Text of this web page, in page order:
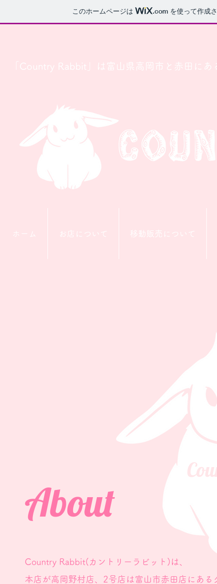
このホームページは .comを使って作成
「Country Rabbit」は富山県高岡市と赤田に
ホーム お店について 移動販売について
Country Rabbit(カントリーラビット)は、
本店が高岡野村店、2号店は 富山市赤田店にある
About